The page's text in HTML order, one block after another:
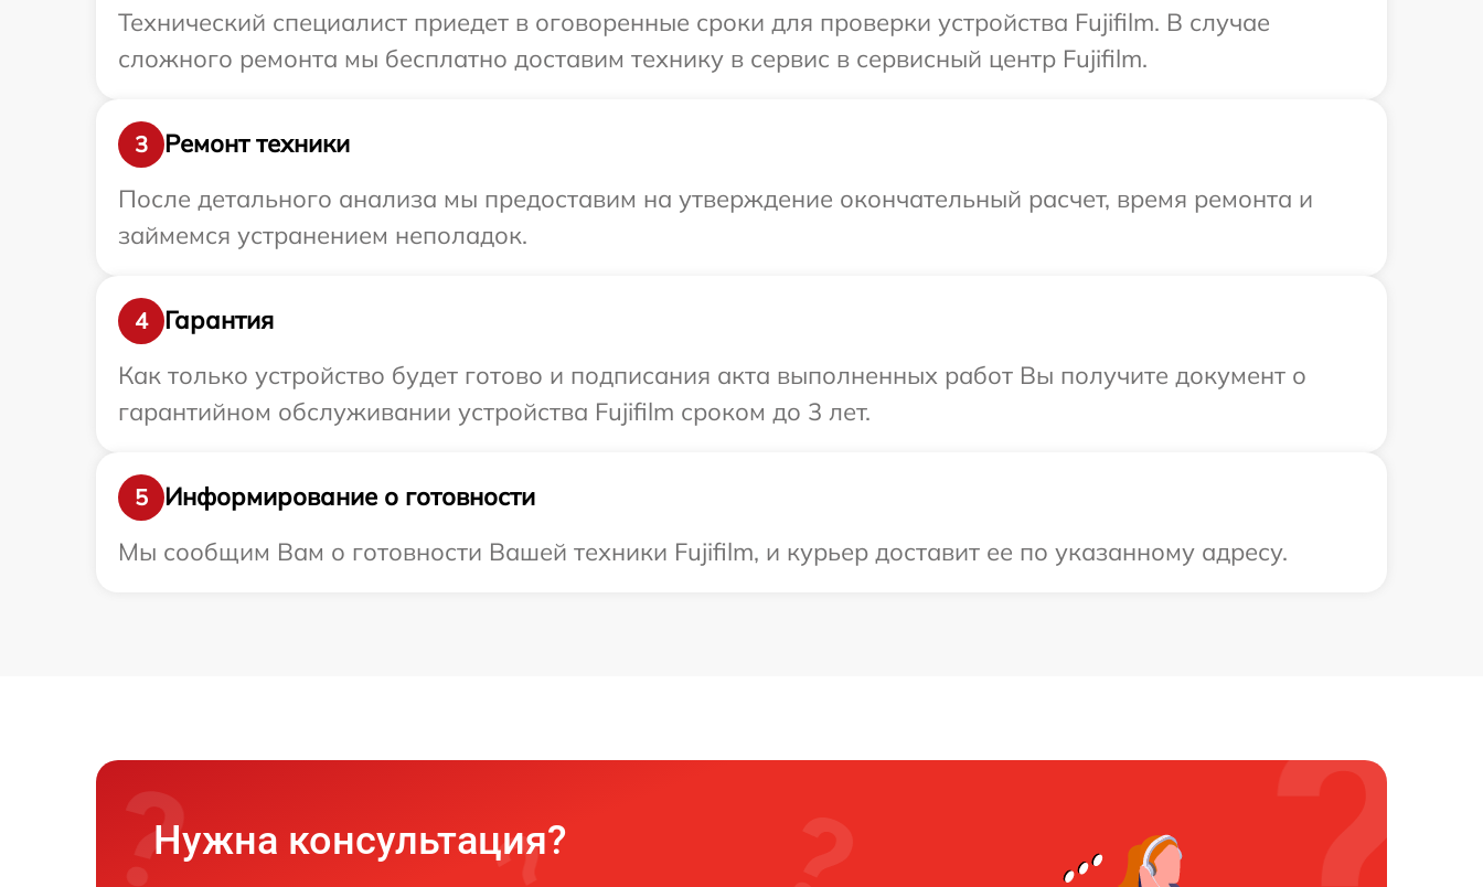
Технический специалист приедет в оговоренные сроки для проверки устройства Fujifilm. В случае
сложного ремонта мы бесплатно доставим технику в сервис в сервисный центр Fujifilm.
3
Ремонт техники
После детального анализа мы предоставим на утверждение окончательный расчет, время ремонта и
займемся устранением неполадок.
4
Гарантия
Как только устройство будет готово и подписания акта выполненных работ Вы получите документ о
гарантийном обслуживании устройства Fujifilm сроком до 3 лет.
5
Информирование о готовности
Мы сообщим Вам о готовности Вашей техники Fujifilm, и курьер доставит ее по указанному адресу.
Нужна консультация?